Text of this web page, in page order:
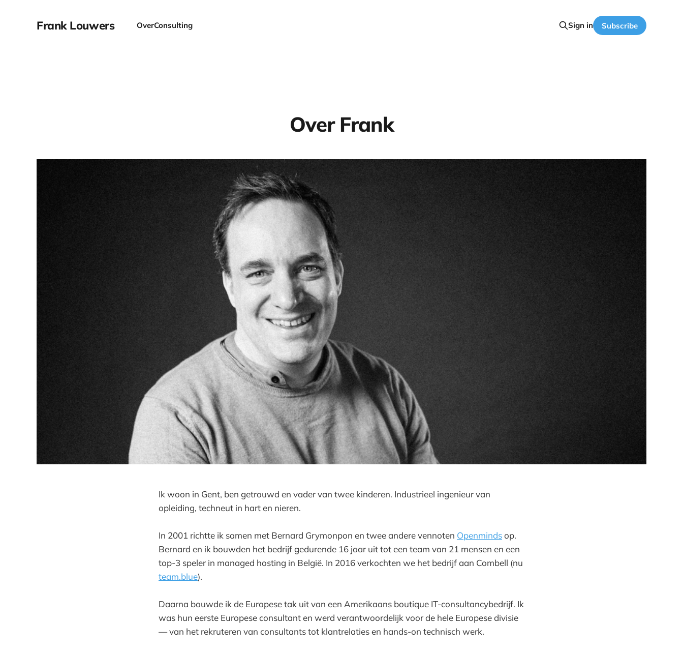
Frank Louwers OverConsulting Sign in Subscribe
Over Frank
Ik woon in Gent, ben getrouwd en vader van twee kinderen. Industrieel ingenieur van
opleiding, techneut in hart en nieren.
In 2001 richtte ik samen met Bernard Grymonpon en twee andere vennoten Openmindsop.
Bernard en ik bouwden het bedrijf gedurende 16 jaar uit tot een team van 21 mensen en een
top-3 speler in managed hosting in België. In 2016 verkochten we het bedrijf aan Combell (nu
team.blue).
Daarna bouwde ik de Europese tak uit van een Amerikaans boutique IT-consultancybedrijf. Ik
was hun eerste Europese consultant en werd verantwoordelijk voor de hele Europese divisie
— van het rekruteren van consultants tot klantrelaties en hands-on technisch werk.